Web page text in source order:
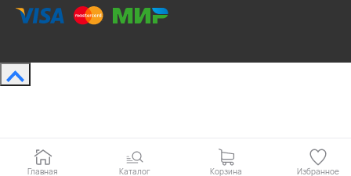
Главная Каталог Корзина Избранное